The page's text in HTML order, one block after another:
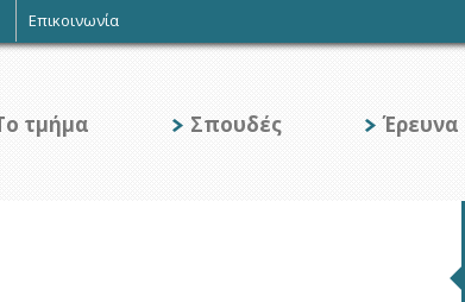
Επικοινωνία
τμήμα Σπουδές Έρευνα